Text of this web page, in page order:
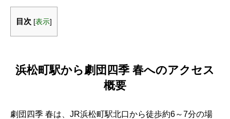
目次 [表示]
浜松町駅から劇団四季 春へのアクセス
概要
劇団四季 春は、JR浜松町駅北口から徒歩約6～7分の場